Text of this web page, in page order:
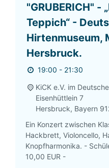
"GRUBERICH" -
Teppich“ -
Hirtenmuseum,
Hersbruck.
19:00 - 21:30
KiCK e.V. im
Eisenhüttlein 7
Hersbruck, Bayern
Ein Konzert zwischen
Hackbrett, Violoncello,
Knopfharmonika. -
10,00 EUR -